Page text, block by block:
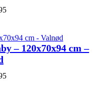
– 120x70x94 cm –